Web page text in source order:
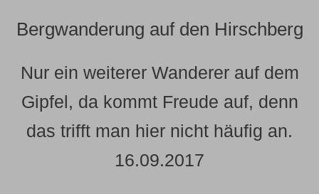
Bergwanderung auf den Hirschberg
Nur ein weiterer Wanderer auf dem
Gipfel, da kommt Freude auf, denn
das trifft man hier nicht häufig an.
16.09.2017